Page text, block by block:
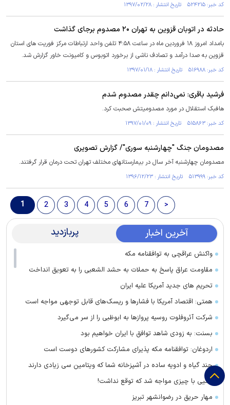
کد خبر: ۵۲۴۲۱۵ تاریخ انتشار : ۱۳۹۷/۰۲/۲۸
حادثه در اتوبان قزوین به تهران ۲۰ مصدوم برجای گذاشت
بامداد امروز ۱۸ فروردین ماه در ساعت ۴:۵۸ تلفن واحد ارتباطات مرکز فوریت های استان
قزوین به صدا درآمد و تصادف ناشی از برخورد اتوبوس و کامیونت خاور گزارش شد.
کد خبر: ۵۱۶۹۸۸ تاریخ انتشار : ۱۳۹۷/۰۱/۱۸
فرشید باقری: نمی‌دانم چقدر مصدوم شدم
هافبک استقلال در مورد مصدومیتش صحبت کرد.
کد خبر: ۵۱۵۸۶۳ تاریخ انتشار : ۱۳۹۷/۰۱/۰۹
مصدومان جنگ "چهارشنبه سوری"/ گزارش تصویری
مصدومان چهارشنبه آخر سال در بیمارستانهای مختلف تهران تحت درمان قرار گرفتند.
کد خبر: ۵۱۳۹۹۹ تاریخ انتشار : ۱۳۹۶/۱۲/۲۳
1 2 3 4 5 6 7 >
آخرین اخبار پربازدید
واکنش عراقچی به توافقنامه مکه
مقاومت عراق پاسخ به حملات به حشد الشعبی را به تعویق انداخت
تحریم های جدید آمریکا علیه ایران
همتی: اقتصاد آمریکا با فشارها و ریسک‌های قابل توجهی مواجه است
شرکت آئروفلوت روسیه پرواز‌ها به ابوظبی را از سر می‌گیرد
بسنت: به زودی شاهد توافق با ایران خواهیم بود
اردوغان: توافقنامه مکه پذیرای مشارکت کشور‌های دوست است
چند گیاه و ادویه ساده در آشپزخانه شما که ویتامین سی زیادی دارند
یحیی با چیزی مواجه شد که توقع نداشت!
مهار حریق در رضوانشهر تبریز